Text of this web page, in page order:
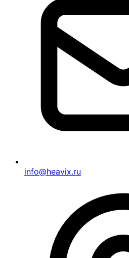
info@heavix.ru